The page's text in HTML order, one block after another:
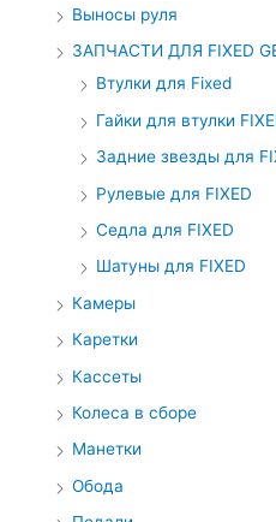
Выносы руля
ЗАПЧАСТИ ДЛЯ FIXED
Втулки для Fixed
Гайки для втулки
Задние звезды для
Рулевые для FIXED
Седла для FIXED
Шатуны для FIXED
Камеры
Каретки
Кассеты
Колеса в сборе
Манетки
Обода